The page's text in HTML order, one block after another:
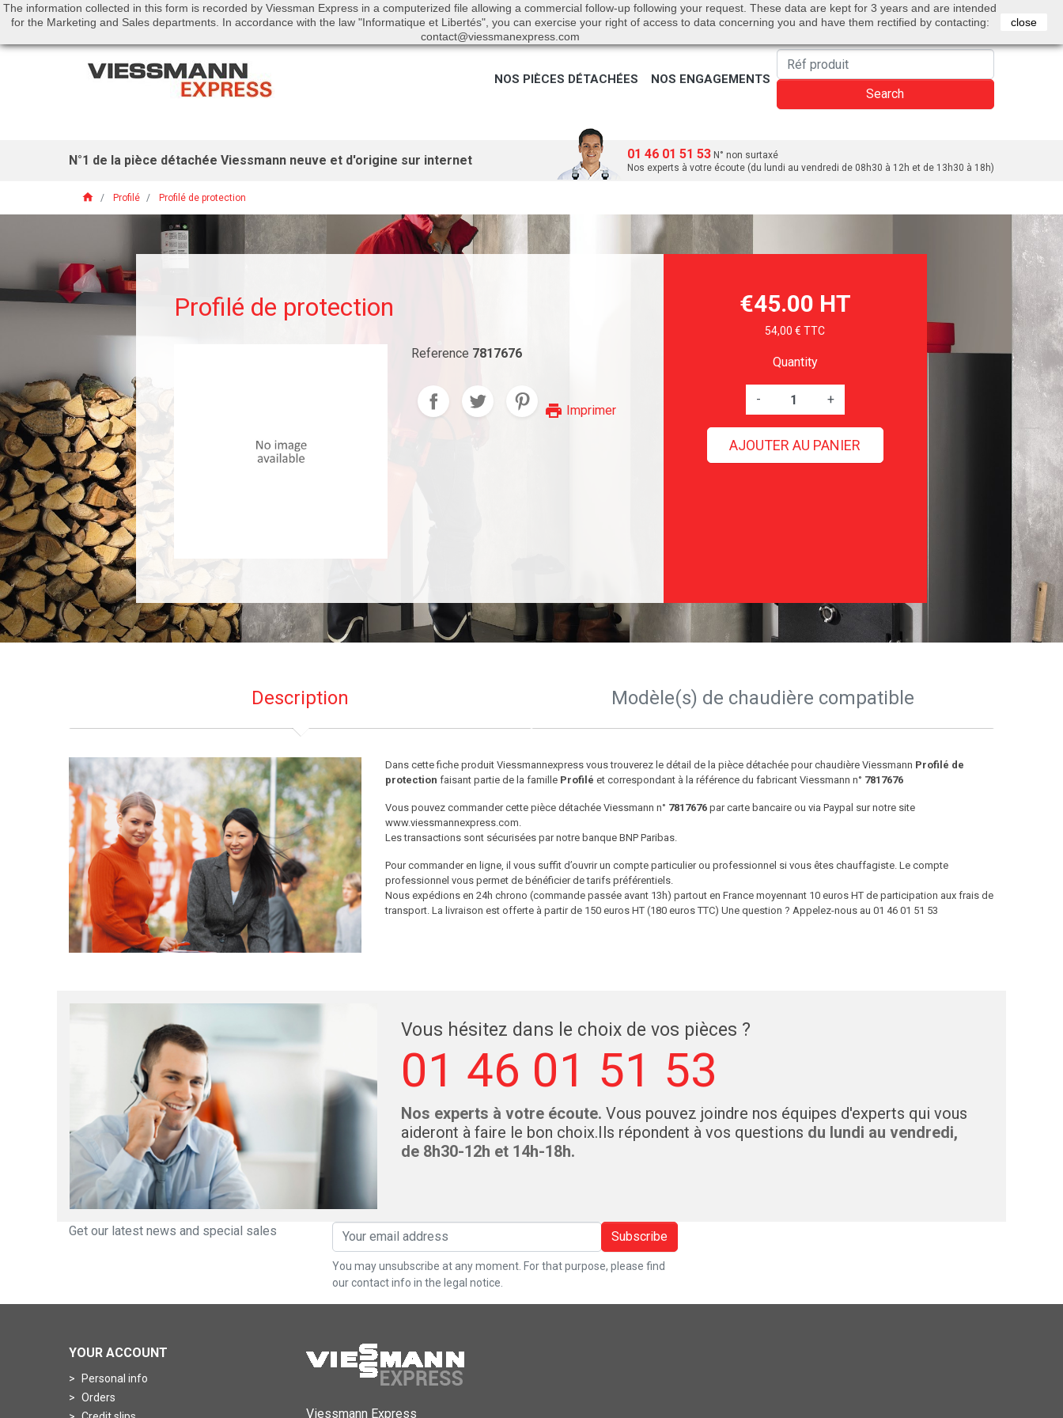
Call us:01 46 01 51 53 English Bienvenue Sign in 0 Cart
NOS PIÈCES DÉTACHÉES NOS ENGAGEMENTS
Search
N°1 de la pièce détachée Viessmann neuve et d'origine sur internet 01 46 01 51 53 N° non surtaxé
Nos experts à votre écoute (du lundi au vendredi de 08h30 à 12h et de 13h30 à 18h)
home Profilé Profilé de protection
Profilé de protection
Reference 7817676
print Imprimer
€45.00 HT
54,00 € TTC
Quantity
- +
AJOUTER AU PANIER
Description Modèle(s) de chaudière compatible
Dans cette fiche produit Viessmannexpress vous trouverez le détail de la pièce détachée pour chaudière Viessmann Profilé de
protection faisant partie de la famille Profilé et correspondant à la référence du fabricant Viessmann n° 7817676
Vous pouvez commander cette pièce détachée Viessmann n° 7817676par carte bancaire ou via Paypal sur notre site
www.viessmannexpress.com.
Les transactions sont sécurisées par notre banque BNP Paribas.
Pour commander en ligne, il vous suffit d’ouvrir un compte particulier ou professionnel si vous êtes chauffagiste. Le compte
professionnel vous permet de bénéficier de tarifs préférentiels.
Nous expédions en 24h chrono (commande passée avant 13h) partout en France moyennant 10 euros HT de participation aux frais de
transport. La livraison est offerte à partir de 150 euros HT (180 euros TTC) Une question ? Appelez-nous au 01 46 01 51 53
Vous hésitez dans le choix de vos pièces ?
01 46 01 51 53
Nos experts à votre écoute. Vous pouvez joindre nos équipes d'experts qui vous
aideront à faire le bon choix.Ils répondent à vos questions du lundi au vendredi,
de 8h30-12h et 14h-18h.
Get our latest news and special sales Subscribe
You may unsubscribe at any moment. For that purpose, please find
our contact info in the legal notice.
YOUR ACCOUNT
Personal info
Orders
Viessmann Express
The information collected in this form is recorded by Viessman Express in a computerized file allowing a commercial follow-up following your request. These data are kept for 3 years and are intended
for the Marketing and Sales departments. In accordance with the law "Informatique et Libertés", you can exercise your right of access to data concerning you and have them rectified by contacting:
contact@viessmanexpress.com
close